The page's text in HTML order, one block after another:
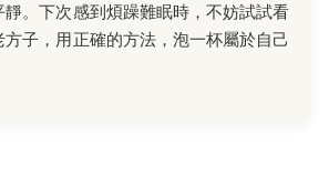
。下次感到煩躁難眠時，不妨試試看
子，用正確的方法，泡一杯屬於自己